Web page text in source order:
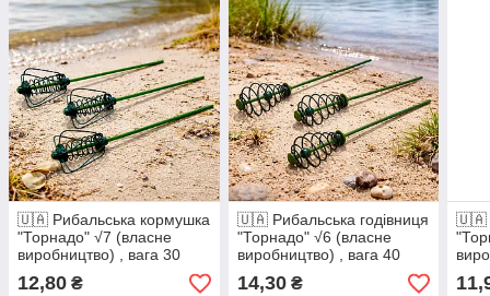
🇺🇦 Рибальська кормушка
"Торнадо" √7 (власне
виробництво) , вага 30
грамів 🇺🇦
12,80 ₴
🇺🇦 Рибальська годівниця
"Торнадо" √6 (власне
виробництво) , вага 40
грамів 🇺🇦
14,30₴
🇺🇦